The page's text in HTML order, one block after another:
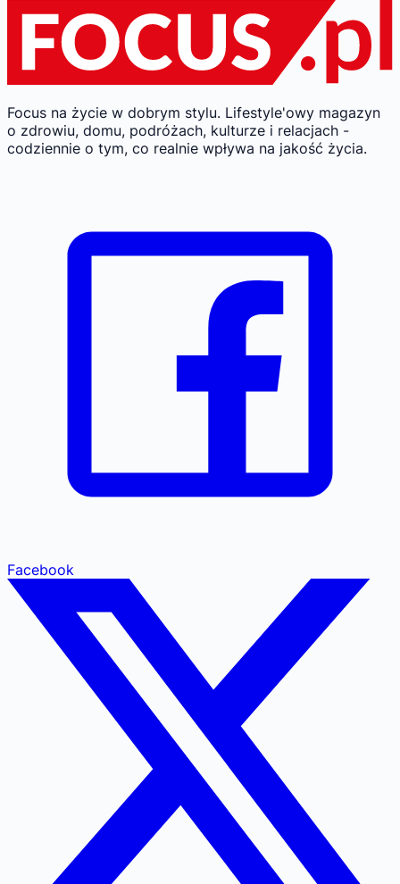
Focus na życie w dobrym stylu. Lifestyle'owy magazyn
o zdrowiu, domu, podróżach, kulturze i relacjach -
codziennie o tym, co realnie wpływa na jakość życia.
Facebook